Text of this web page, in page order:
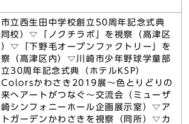
立西生田中学校創立50周年記念式典
同校）▽「ノクチラボ」を視察（高津区
）▽「下野毛オープンファクトリー」を
（高津区内）▽川崎市少年野球学童部
30周年記念式典（ホテルKSP）
かわさき2019展～色とりどりの
へアートがつなぐ～交流会（ミューザ
崎シンフォニーホール企画展示室）▽ア
トガーデンかわさきを視察（同所）▽カ